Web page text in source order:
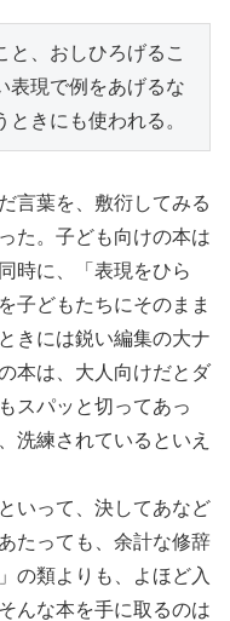
と、おしひろげるこ
表現で例をあげるな
きにも使われる。
言葉を、敷衍してみる
た。子ども向けの本は
時に、「表現をひら
子どもたちにそのまま
きには鋭い編集の大ナ
本は、大人向けだとダ
スパッと切ってあっ
洗練されているといえ
いって、決してあなど
たっても、余計な修辞
の類よりも、よほど入
んな本を手に取るのは